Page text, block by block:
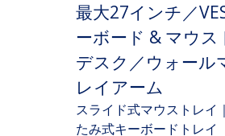
最大27インチ／
ーボード & マウ
デスク／ウォール
レイアーム
スライド式マウストレイ
たみ式キーボードトレイ